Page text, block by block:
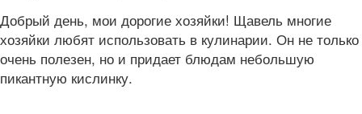
Добрый день, мои дорогие хозяйки! Щавель многие
хозяйки любят использовать в кулинарии. Он не только
очень полезен, но и придает блюдам небольшую
пикантную кислинку.